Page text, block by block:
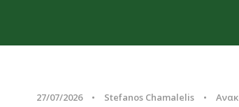
27/07/2026 • Stefanos Chamalelis •